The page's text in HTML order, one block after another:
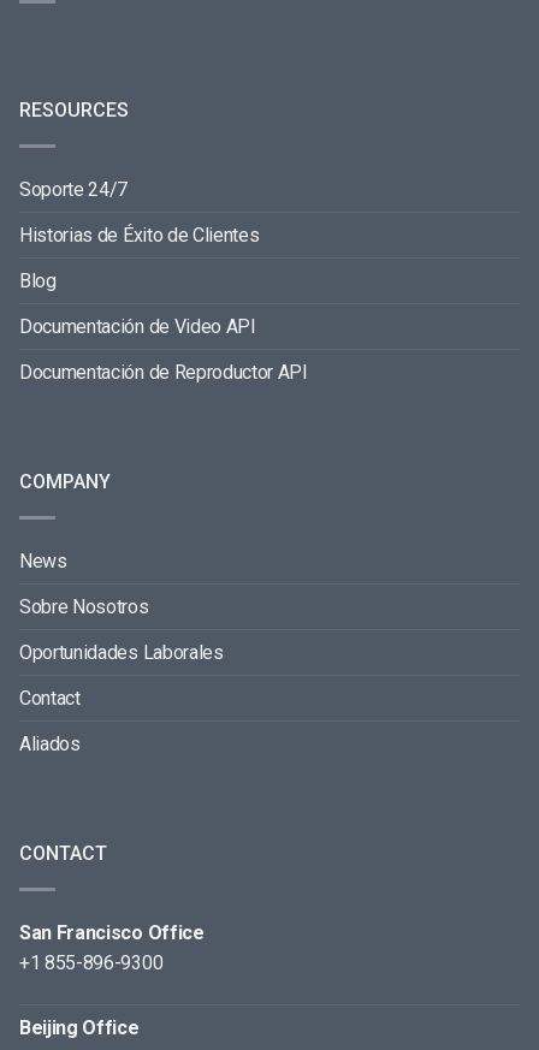
RESOURCES
Soporte 24/7
Historias de Éxito de Clientes
Blog
Documentación de Video API
Documentación de Reproductor API
COMPANY
News
Sobre Nosotros
Oportunidades Laborales
Contact
Aliados
CONTACT
San Francisco Office
+1 855-896-9300
Beijing Office